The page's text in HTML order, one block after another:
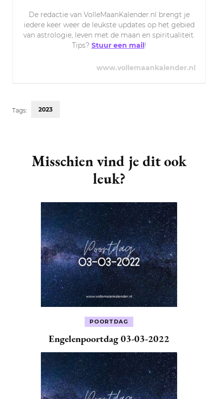
De redactie van VolleMaanKalender.nl brengt je
iedere keer weer de leukste updates op het gebied
van astrologie, leven met de maan en spiritualiteit.
Tips? Stuur een mail !
www.vollemaankalender.nl
Tags: 2023
Navigation
Misschien vind je dit ook
leuk?
POORTDAG
Engelenpoortdag 03-03-2022